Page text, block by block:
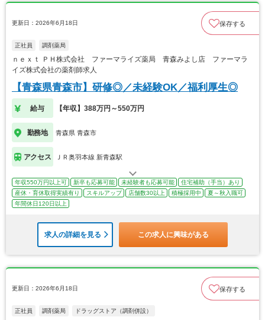
更新日：2026年6月18日 保存する
正社員 調剤薬局
ｎｅｘｔ ＰＨ株式会社 ファーマライズ薬局 青森みよし店 ファーマラ
イズ株式会社の薬剤師求人
【青森県青森市】研修◎／未経験OK／福利厚生◎
給与 【年収】388万円～550万円
勤務地 青森県 青森市
アクセス ＪＲ奥羽本線 新青森駅
年収550万円以上可 新卒も応募可能 未経験者も応募可能
住宅補助（手当）あり
産休・育休取得実績有り
スキルアップ 店舗数30以上 積極採用中
夏～秋入職可
年間休日120日以上
求人の詳細を見る この求人に興味がある
更新日：2026年6月18日 保存する
正社員 調剤薬局 ドラッグストア（調剤併設）